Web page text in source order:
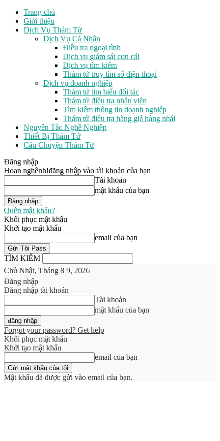
Trang chủ
Giới thiệu
Dịch Vụ Thám Tử
Dịch Vụ Cá Nhân
Điều tra ngoại tình
Dịch vụ giám sát con cái
Dịch vụ tìm kiếm
Thám tử truy tìm số điện thoại
Dịch vụ doanh nghiệp
Thám tử tìm hiểu đối tác
Thám tử điều tra nhân viên
Tìm kiếm thông tin doạnh nghiệp
Thám tử điều tra hàng giả hàng nhái
Nguyên Tắc Nghề Nghiệp
Thiết Bị Thám Tử
Câu Chuyện Thám Tử
Đăng nhập
Hoan nghênh!đăng nhập vào tài khoản của bạn
Tài khoản
mật khẩu của bạn
Quên mật khẩu?
Khôi phục mật khẩu
Khởi tạo mật khẩu
email của bạn
TÌM KIẾM
Chủ Nhật, Tháng 8 9, 2026
Đăng nhập
Đăng nhập tài khoản
Tài khoản
mật khẩu của bạn
Forgot your password? Get help
Khôi phục mật khẩu
Khởi tạo mật khẩu
email của bạn
Mật khẩu đã được gửi vào email của bạn.